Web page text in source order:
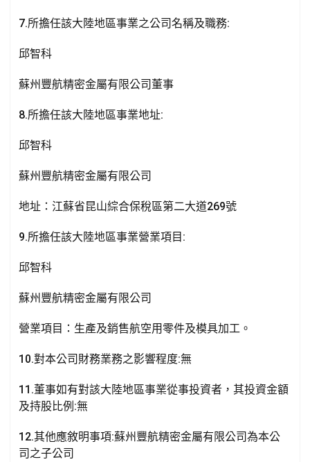
7.所擔任該大陸地區事業之公司名稱及職務:
邱智科
蘇州豐航精密金屬有限公司董事
8.所擔任該大陸地區事業地址:
邱智科
蘇州豐航精密金屬有限公司
地址：江蘇省昆山綜合保稅區第二大道269號
9.所擔任該大陸地區事業營業項目:
邱智科
蘇州豐航精密金屬有限公司
營業項目：生產及銷售航空用零件及模具加工。
10.對本公司財務業務之影響程度:無
11.董事如有對該大陸地區事業從事投資者，其投資金額
及持股比例:無
12.其他應敘明事項:蘇州豐航精密金屬有限公司為本公
司之子公司